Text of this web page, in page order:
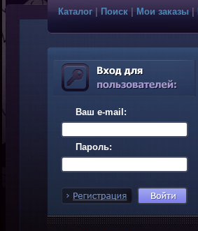
Каталог Поиск|Мои заказы|
Ваш e-mail:
Пароль: